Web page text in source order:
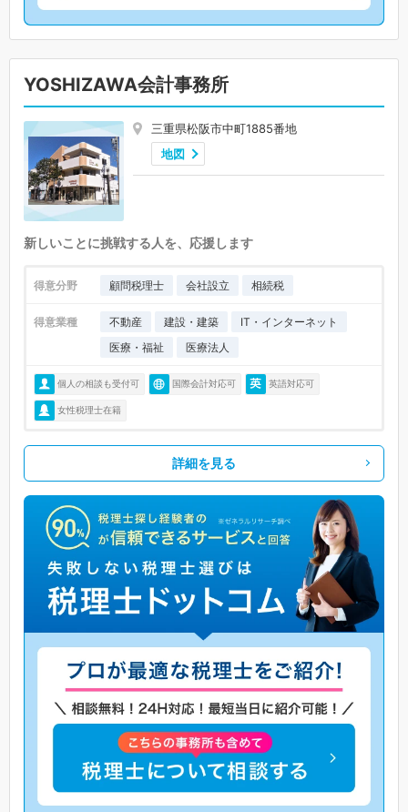
YOSHIZAWA会計事務所
三重県松阪市中町1885番地
地図
新しいことに挑戦する人を、応援します
得意分野 顧問税理士 会社設立 相続税
得意業種 不動産 建設・建築
IT・インターネット
医療・福祉
医療法人
個人の相談も受付可 国際会計対応可 英語対応可
女性税理士在籍
詳細を見る